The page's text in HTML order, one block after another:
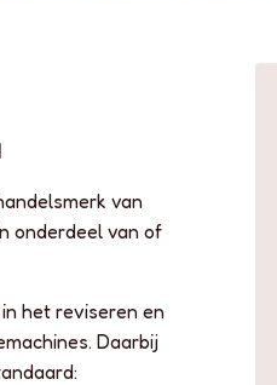
van
onderdeel van of
het reviseren en
Daarbij